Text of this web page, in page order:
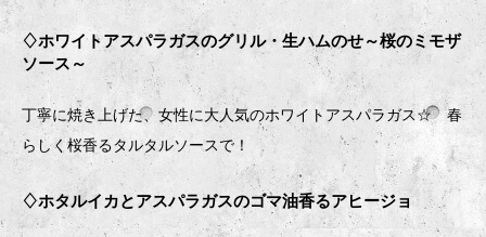
♢ホワイトアスパラガスのグリル・生ハムのせ～桜のミモザ
ソース～
丁寧に焼き上げた、女性に大人気のホワイトアスパラガス☆ 春
らしく桜香るタルタルソースで！
♢ホタルイカとアスパラガスのゴマ油香るアヒージョ